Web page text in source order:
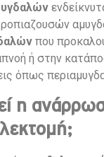
που
ή στην
όπως
η